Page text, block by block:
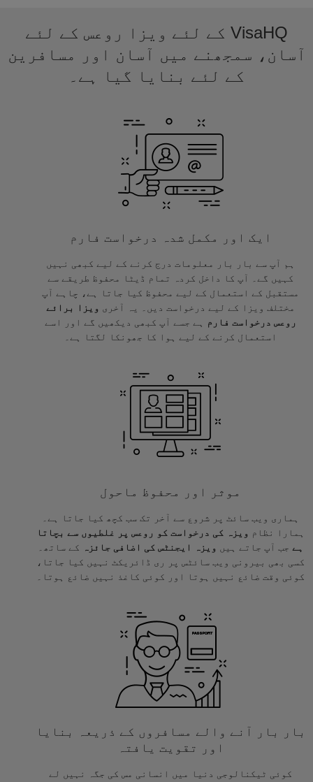
VisaHQ کے لئے ویزا روعس کے لئے
آسان، سمجھنے میں آسان اور مسافرین
کے لئے بنایا گیا ہے۔
ایک اور مکمل شدہ درخواست فارم
ہم آپ سے بار بار معلومات درج کرنے کے لیے کبھی نہیں
کہیں گے۔ آپ کا داخل کردہ تمام ڈیٹا محفوظ طریقے سے
مستقبل کے استعمال کے لیے محفوظ کیا جاتا ہے، چاہے آپ
مختلف ویزا کے لیے درخواست دیں۔ یہ آخری ویزا برائے
روعس درخواست فارم
ہے جسے آپ کبھی دیکھیں گے اور اسے
استعمال کرنے کے لیے ہوا کا جھونکا لگتا ہے۔
موثر اور محفوظ ماحول
ہماری ویب سائٹ پر شروع سے آخر تک سب کچھ کیا جاتا ہے۔
ہمارا نظام ویزہ کی درخواست کو روعس پر غلطیوں سے بچاتا
ہے جب آپ جاتے ہیں ویزہ ایجنٹس کی اضافی جائزہ
کے ساتھ۔
کسی بھی بیرونی ویب سائٹس پر ری ڈائریکٹ نہیں کیا جاتا،
کوئی وقت ضائع نہیں ہوتا اور کوئی کاغذ نہیں ضائع ہوتا۔
بار بار آنے والے مسافروں کے ذریعہ بنایا
اور تقویت یافتہ
کوئی ٹیکنالوجی دنیا میں انسانی مس کی جگہ نہیں لے